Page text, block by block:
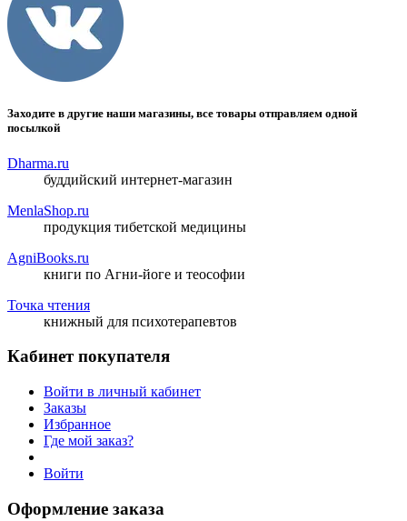
Заходите в другие наши магазины, все товары отправляем одной
посылкой
Dharma.ru
буддийский интернет-магазин
MenlaShop.ru
продукция тибетской медицины
AgniBooks.ru
книги по Агни-йоге и теософии
Точка чтения
книжный для психотерапевтов
Кабинет покупателя
Войти в личный кабинет
Заказы
Избранное
Где мой заказ?
Войти
Оформление заказа